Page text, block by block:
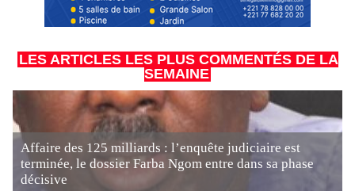
LES ARTICLES LES PLUS COMMENTÉS DE LA
SEMAINE
Affaire des 125 milliards : l’enquête judiciaire est
terminée, le dossier Farba Ngom entre dans sa phase
décisive